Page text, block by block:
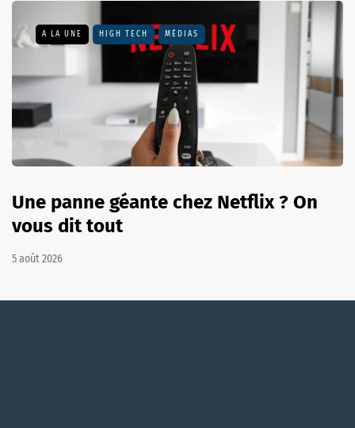
A LA UNE HIGH TECH MÉDIAS
Une panne géante chez Netflix ? On
vous dit tout
5 août 2026